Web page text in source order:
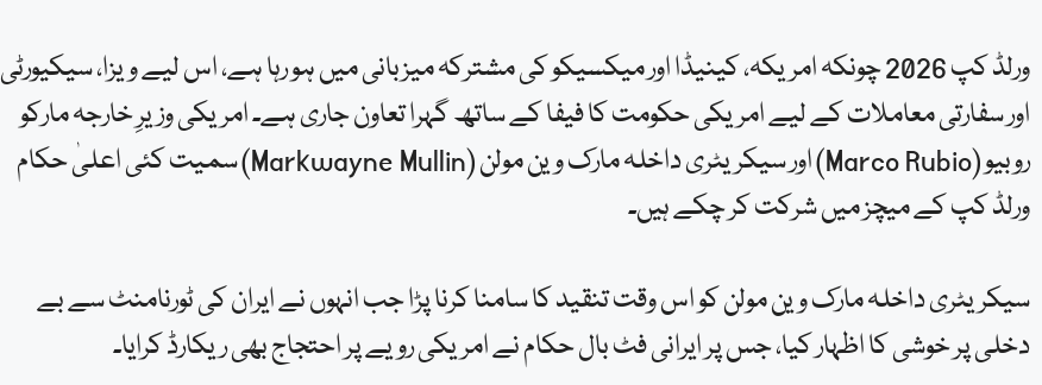
ورلڈ کپ 2026 چونکہ امریکہ، کینیڈا اور میکسیکو کی مشترکہ میزبانی میں ہو رہا ہے، اس لیے ویزا، سیکیورٹی
اور سفارتی معاملات کے لیے امریکی حکومت کا فیفا کے ساتھ گہرا تعاون جاری ہے۔ امریکی وزیرِ خارجہ مارکو
روبیو (Marco Rubio) اور سیکریٹری داخلہ مارک وین مولن (Markwayne Mullin) سمیت کئی اعلیٰ حکام
ورلڈ کپ کے میچز میں شرکت کر چکے ہیں۔
سیکریٹری داخلہ مارک وین مولن کو اس وقت تنقید کا سامنا کرنا پڑا جب انہوں نے ایران کی ٹورنامنٹ سے بے
دخلی پر خوشی کا اظہار کیا، جس پر ایرانی فٹ بال حکام نے امریکی رویے پر احتجاج بھی ریکارڈ کرایا۔